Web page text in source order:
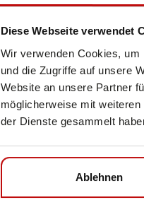
Diese Webseite verwendet
Wir verwenden Cookies,
und die Zugriffe auf unsere
Website an unsere Partner
möglicherweise mit
der Dienste gesammelt
Ablehnen